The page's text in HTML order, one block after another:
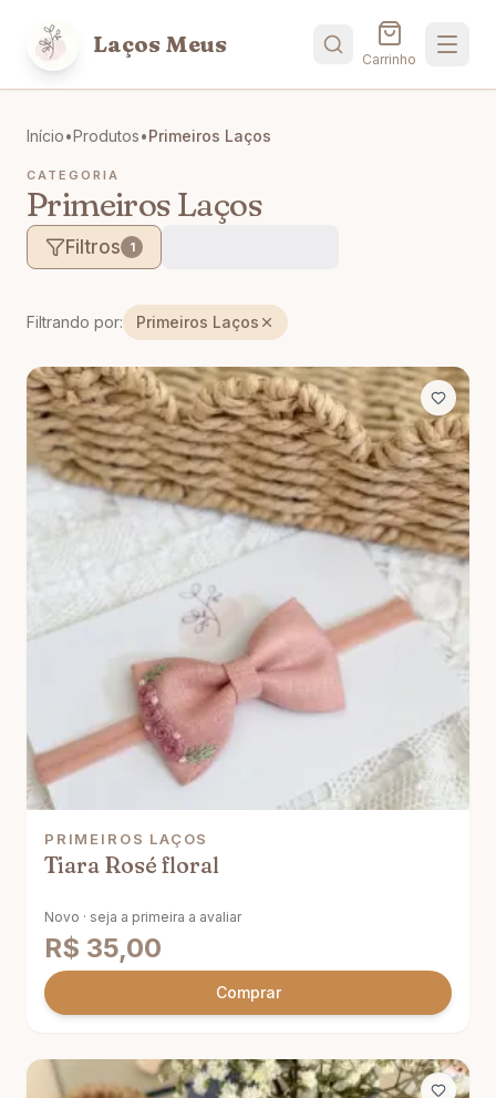
Laços Meus
Carrinho
Início•Produtos•Primeiros Laços
CATEGORIA
Primeiros Laços
Filtros 1
Filtrando por: Primeiros Laços
PRIMEIROS LAÇOS
Tiara Rosé floral
Novo · seja a primeira a avaliar
R$ 35,00
Comprar